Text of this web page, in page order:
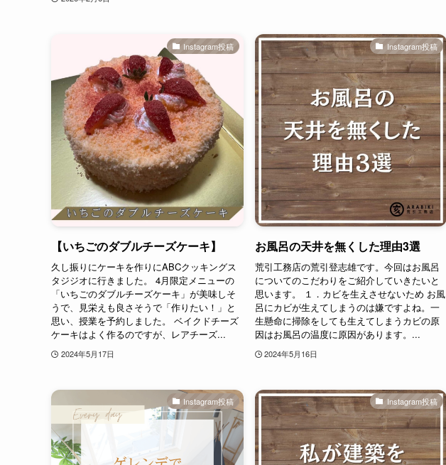
Instagram投稿
【いちごのダブルチーズケーキ】
久し振りにケーキを作りにABCクッキングス
タジジオに行きました。 4月限定メニューの
「いちごのダブルチーズケーキ」が美味しそ
うで、見栄えも良さそうで「作りたい！」と
思い、授業を予約しました。 ベイクドチーズ
ケーキはよく作るのですが、レアチーズ...
2024年5月17日
Instagram投稿
お風呂の天井を無くした理由3選
荒引工務店の荒引登志雄です。今回はお風呂
についてのこだわりをご紹介していきたいと
思います。 １．カビを生えさせないため お風
呂にカビが生えてしまうのは嫌ですよね。一
生懸命に掃除をしても生えてしまうカビの原
因はお風呂の温度に原因があります。...
2024年5月16日
Instagram投稿 Instagram投稿